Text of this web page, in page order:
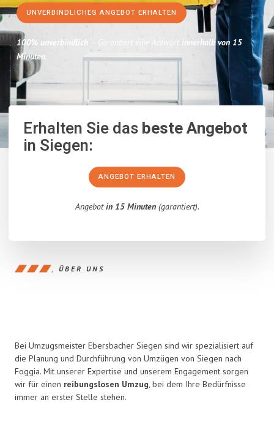
UNVERBINDLICHES ANGEBOT ERHALTEN
100% unverbindlich – Garantiert eine Antwort innerhalb von 15
Minuten.
Erhalten Sie dasbeste Angebot
in Siegen:
ANGEBOT ERHALTEN
Angebotin 15 Minuten(garantiert).
ÜBER UNS
Bei Umzugsmeister Ebersbacher Siegen sind wir spezialisiert auf
die Planung und Durchführung von Umzügen von Siegen nach
Foggia. Mit unserer Expertise und unserem Engagement sorgen
wir für einen reibungslosen Umzug, bei dem Ihre Bedürfnisse
immer an erster Stelle stehen.